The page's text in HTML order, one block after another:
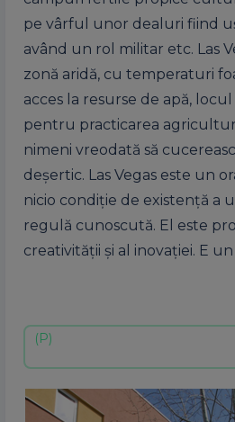
pe vârful unor dealuri fiind
având un rol militar etc. Las
zonă aridă, cu temperaturi
acces la resurse de apă,
pentru practicarea
nimeni vreodată să
deşertic. Las Vegas este un
nicio condiţie de existenţă a
regulă cunoscută. El este
creativităţii şi al inovaţiei. E